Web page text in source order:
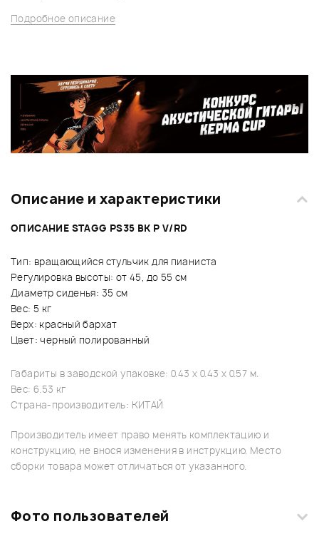
Подробное описание
Описание и характеристики
ОПИСАНИЕ STAGG PS35 BK P V/RD
Тип: вращающийся стульчик для пианиста
Регулировка высоты: от 45, до 55 см
Диаметр сиденья: 35 см
Вес: 5 кг
Верх: красный бархат
Цвет: черный полированный
Габариты в заводской упаковке: 0.43 x 0.43 x 0.57 м.
Вес: 6.53 кг
Страна-производитель: КИТАЙ
Производитель имеет право менять комплектацию и
конструкцию, не внося изменения в инструкцию. Место
сборки товара может отличаться от указанного.
Фото пользователей